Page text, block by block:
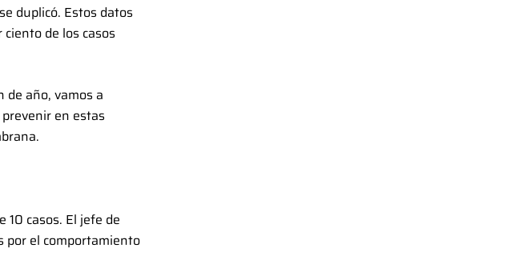
duplicó. Estos datos
de los casos
año, vamos a
en estas
casos. El jefe de
por el comportamiento